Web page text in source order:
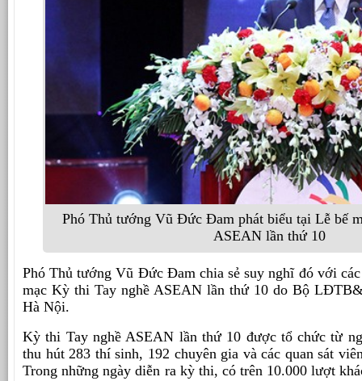
Phó Thủ tướng Vũ Đức Đam phát biểu tại Lễ bế
ASEAN lần thứ 10
Phó Thủ tướng Vũ Đức Đam chia sẻ suy nghĩ đó với
mạc Kỳ thi Tay nghề ASEAN lần thứ 10 do Bộ
Hà Nội.
Kỳ thi Tay nghề ASEAN lần thứ 10 được tổ chức từ
thu hút 283 thí sinh, 192 chuyên gia và các quan sát
Trong những ngày diễn ra kỳ thi, có trên 10.000 lượt